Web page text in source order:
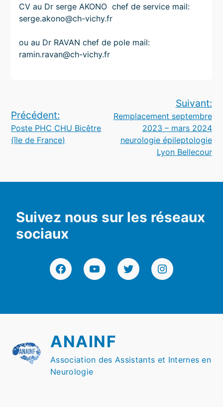
CV au Dr serge AKONO chef de service mail:
serge.akono@ch-vichy.fr
ou au Dr RAVAN chef de pole mail:
ramin.ravan@ch-vichy.fr
de
l’article
Précédent:
Poste PHC CHU Bicêtre
(île de France)
Suivant:
Remplacement septembre
2023 – mars 2024
neurologie épileptologie
Lyon Bellecour
Suivez nous sur les réseaux
sociaux
FacebookYouTubeTwitterInstagram
ANAINF
Association des Assistants et Internes en
Neurologie